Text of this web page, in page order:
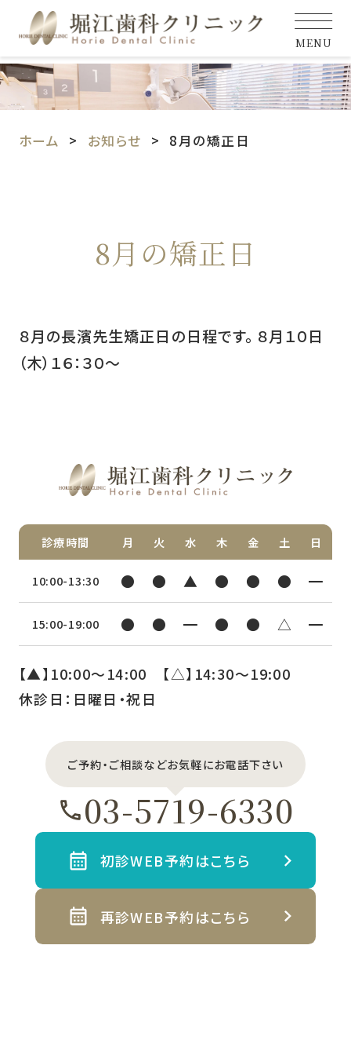
MENU
ホーム お知らせ 8月の矯正日
8月の矯正日
８月の長濱先生矯正日の日程です。 ８月１０日
（木）１６：３０～
診療時間 月 火 水 木 金 土 日
10:00-13:30 ● ● ▲ ● ● ● ━
15:00-19:00 ● ● ━ ● ● △ ━
【▲】10:00〜14:00 【△】14:30〜19:00
休診日：日曜日・祝日
ご予約・ご相談などお気軽にお電話下さい
03-5719-6330
初診WEB予約はこちら
再診WEB予約はこちら